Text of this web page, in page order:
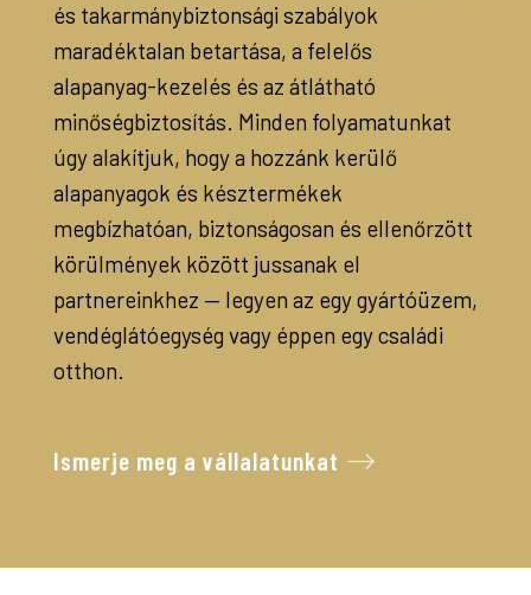
és takarmánybiztonsági szabályok
maradéktalan betartása, a felelős
alapanyag-kezelés és az átlátható
minőségbiztosítás. Minden folyamatunkat
úgy alakítjuk, hogy a hozzánk kerülő
alapanyagok és késztermékek
megbízhatóan, biztonságosan és ellenőrzött
körülmények között jussanak el
partnereinkhez — legyen az egy gyártóüzem,
vendéglátóegység vagy éppen egy családi
otthon.
Ismerje meg a vállalatunkat